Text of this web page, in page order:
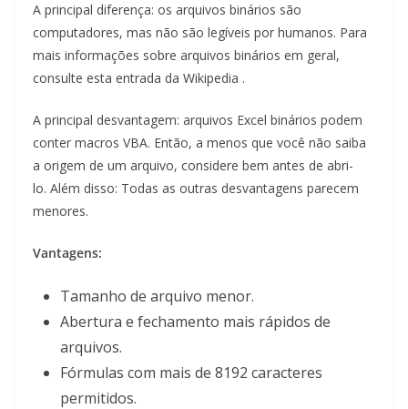
A principal diferença: os arquivos binários são
computadores, mas não são legíveis por humanos. Para
mais informações sobre arquivos binários em geral,
consulte esta entrada da Wikipedia .
A principal desvantagem: arquivos Excel binários podem
conter macros VBA. Então, a menos que você não saiba
a origem de um arquivo, considere bem antes de abri-
lo. Além disso: Todas as outras desvantagens parecem
menores.
Vantagens:
Tamanho de arquivo menor.
Abertura e fechamento mais rápidos de
arquivos.
Fórmulas com mais de 8192 caracteres
permitidos.